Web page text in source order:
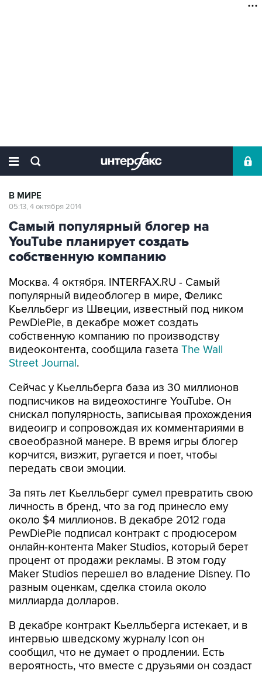
В МИРЕ
05:13, 4 октября 2014
Самый популярный блогер на
YouTube планирует создать
собственную компанию
Москва. 4 октября. INTERFAX.RU - Самый
популярный видеоблогер в мире, Феликс
Кьелльберг из Швеции, известный под ником
PewDiePie, в декабре может создать
собственную компанию по производству
видеоконтента, сообщила газета The Wall
Street Journal.
Сейчас у Кьелльберга база из 30 миллионов
подписчиков на видеохостинге YouTube. Он
снискал популярность, записывая прохождения
видеоигр и сопровождая их комментариями в
своеобразной манере. В время игры блогер
корчится, визжит, ругается и поет, чтобы
передать свои эмоции.
За пять лет Кьелльберг сумел превратить свою
личность в бренд, что за год принесло ему
около $4 миллионов. В декабре 2012 года
PewDiePie подписал контракт с продюсером
онлайн-контента Maker Studios, который берет
процент от продажи рекламы. В этом году
Maker Studios перешел во владение Disney. По
разным оценкам, сделка стоила около
миллиарда долларов.
В декабре контракт Кьелльберга истекает, и в
интервью шведскому журналу Icon он
сообщил, что не думает о продлении. Есть
вероятность, что вместе с друзьями он создаст